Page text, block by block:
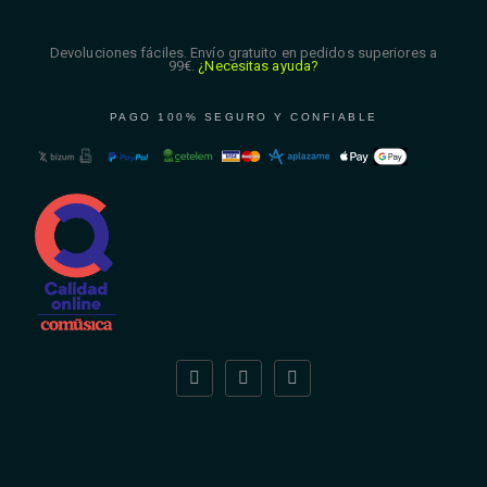
Devoluciones fáciles. Envío gratuito en pedidos superiores a
99€. ¿Necesitas ayuda?
PAGO 100% SEGURO Y CONFIABLE